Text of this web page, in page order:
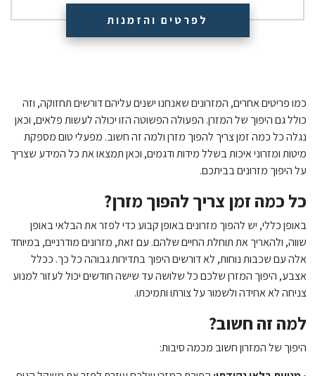
לפרטים והזמנות
כמו פריטים אחרים, המזרונים שאנחנו ישנים עליהם דורשים תחזוקה, וזה
כולל גם היפוך של המזרן. הפעולה הפשוטה הזו יכולה לעשות פלאים, וכאן
נגלה כל כמה זמן צריך להפוך מזרן ולמה זה חשוב. מפעלי טום מספקת
מיטות ומזרוני איכות בשלל מידות ודגמים, וכאן תמצאו את כל המידע שצריך
על היפוך מזרונים בביתכם.
כל כמה זמן צריך להפוך מזרן?
באופן כללי, יש להפוך מזרונים באופן קבוע כדי לפזר את הבלאי באופן
שווה, ולהאריך את תוחלת החיים שלהם. עם זאת, מזרונים מודרניים, במיוחד
אלה עם שכבות נוחות, לא דורשים היפוך בתדירות גבוהה כל כך. ככלל
אצבע, היפוך המזרן שלכם כל שלושה עד שישה חודשים יכול לעזור למנוע
צניחה לא אחידה ולשמור על צורתו ותמיכתו.
למה זה חשוב?
היפוך של המזרון חשוב מכמה סיבות: